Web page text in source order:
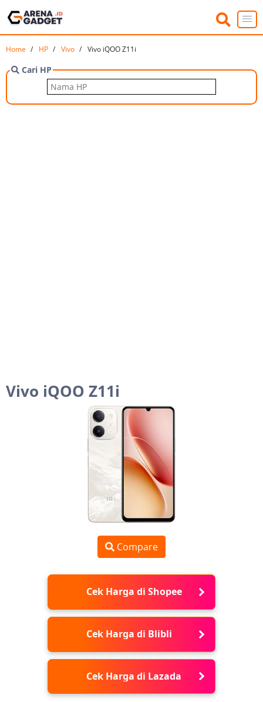
Home HP Vivo Vivo iQOO Z11i
Cari HP
Vivo iQOO Z11i
Compare
Cek Harga di Shopee
Cek Harga di Blibli
Cek Harga di Lazada